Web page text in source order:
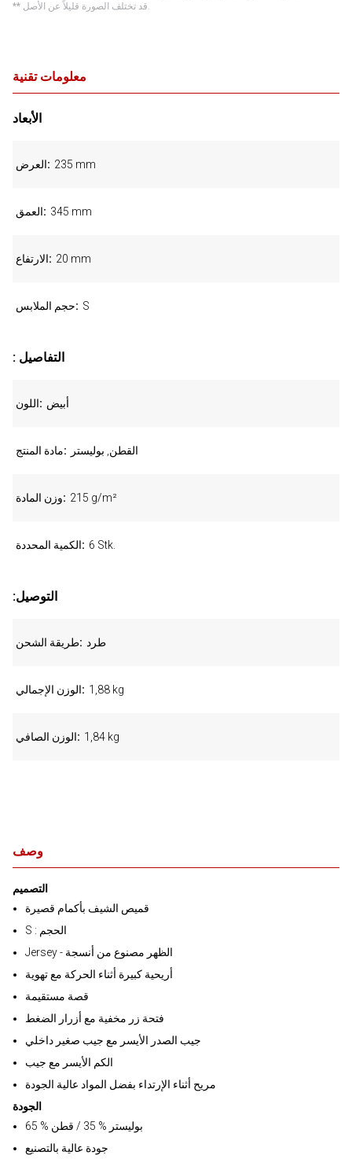
** قد تختلف الصورة قليلاً عن الأصل.
وصف
التصميم
قميص الشيف بأكمام قصيرة
S : الحجم
Jersey - الظهر مصنوع من أنسجة
أريحية كبيرة أثناء الحركة مع تهوية
قصة مستقيمة
فتحة زر مخفية مع أزرار الضغط
جيب الصدر الأيسر مع جيب صغير داخلي
الكم الأيسر مع جيب
مريح أثناء الإرتداء بفضل المواد عالية الجودة
الجودة
بوليستر % 35 / قطن % 65
جودة عالية بالتصنيع
معلومات تقنية
الأبعاد
العرض 235 mm
العمق 345 mm
الارتفاع 20 mm
حجم الملابس S
: التفاصيل
اللون أبيض
مادة المنتج القطن, بوليستر
وزن المادة 215 g/m²
الكمية المحددة 6 Stk.
:التوصيل
طريقة الشحن طرد
الوزن الإجمالي 1,88 kg
الوزن الصافي 1,84 kg